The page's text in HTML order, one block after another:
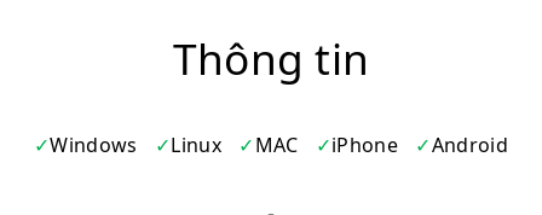
Thông tin
Windows Linux MAC iPhone Android